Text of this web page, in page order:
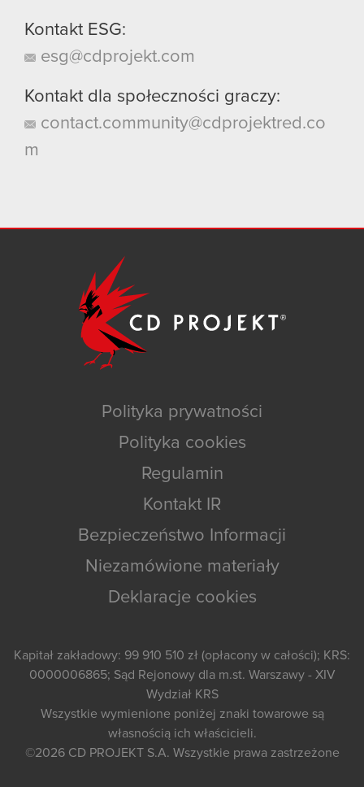
Kontakt ESG:
esg@cdprojekt.com
Kontakt dla społeczności graczy:
contact.community@cdprojektred.co
m
Polityka prywatności
Polityka cookies
Regulamin
Kontakt IR
Bezpieczeństwo Informacji
Niezamówione materiały
Deklaracje cookies
Kapitał zakładowy: 99 910 510 zł (opłacony w całości); KRS:
0000006865; Sąd Rejonowy dla m.st. Warszawy - XIV
Wydział KRS
Wszystkie wymienione poniżej znaki towarowe są
własnością ich właścicieli.
©2026 CD PROJEKT S.A. Wszystkie prawa zastrzeżone